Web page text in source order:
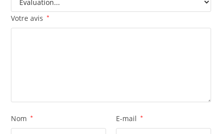
Votre avis *
Nom * E-mail *